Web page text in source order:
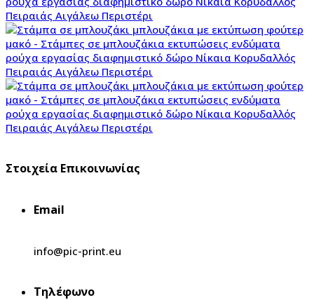
Στοιχεία Επικοινωνίας
Email
info@pic-print.eu
Τηλέφωνο